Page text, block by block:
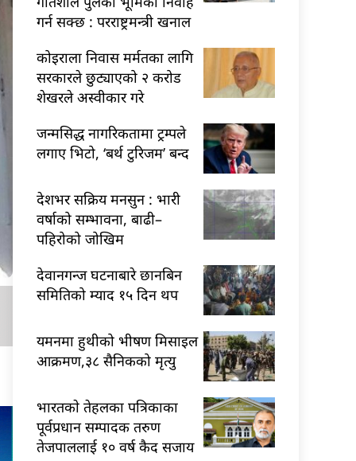
गर्न सक्छ : परराष्ट्रमन्त्री खनाल
कोइराला निवास मर्मतका लागि
सरकारले छुट्याएको २ करोड
शेखरले अस्वीकार गरे
जन्मसिद्ध नागरिकतामा ट्रम्पले
लगाए भिटो, ‘बर्थ टुरिजम’ बन्द
देशभर सक्रिय मनसुन : भारी
वर्षाको सम्भावना, बाढी–
पहिरोको जोखिम
देवानगन्ज घटनाबारे छानबिन
समितिको म्याद १५ दिन थप
यमनमा हुथीको भीषण मिसाइल
आक्रमण,३८ सैनिकको मृत्यु
भारतकाे तेहलका पत्रिकाका
पूर्वप्रधान सम्पादक तरुण
तेजपाललाई १० वर्ष कैद सजाय